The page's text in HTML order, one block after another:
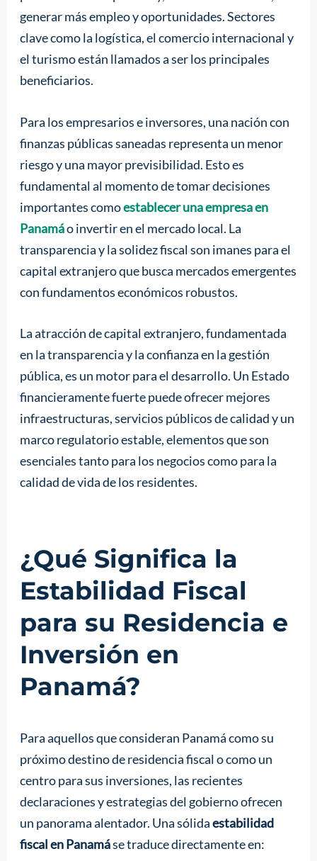
generar más empleo y oportunidades. Sectores
clave como la logística, el comercio internacional y
el turismo están llamados a ser los principales
beneficiarios.
Para los empresarios e inversores, una nación con
finanzas públicas saneadas representa un menor
riesgo y una mayor previsibilidad. Esto es
fundamental al momento de tomar decisiones
importantes comoestablecer una empresa en
Panamáo invertir en el mercado local. La
transparencia y la solidez fiscal son imanes para el
capital extranjero que busca mercados emergentes
con fundamentos económicos robustos.
La atracción de capital extranjero, fundamentada
en la transparencia y la confianza en la gestión
pública, es un motor para el desarrollo. Un Estado
financieramente fuerte puede ofrecer mejores
infraestructuras, servicios públicos de calidad y un
marco regulatorio estable, elementos que son
esenciales tanto para los negocios como para la
calidad de vida de los residentes.
¿Qué Significa la
Estabilidad Fiscal
para su Residencia e
Inversión en
Panamá?
Para aquellos que consideran Panamá como su
próximo destino de residencia fiscal o como un
centro para sus inversiones, las recientes
declaraciones y estrategias del gobierno ofrecen
un panorama alentador. Una sólidaestabilidad
fiscal en Panamáse traduce directamente en: